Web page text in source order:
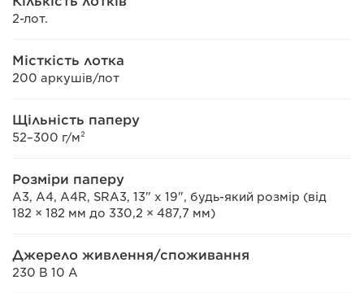
2-лот.
Місткість лотка
200 аркушів/лот
Щільність паперу
52–300 г/м²
Розміри паперу
A3, A4, A4R, SRA3, 13" x 19", будь-який розмір (від
182 × 182 мм до 330,2 × 487,7 мм)
Джерело живлення/споживання
230 В 10 А